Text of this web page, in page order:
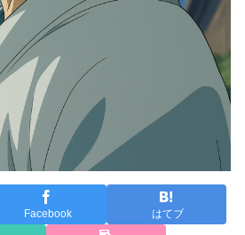
Facebook はてブ